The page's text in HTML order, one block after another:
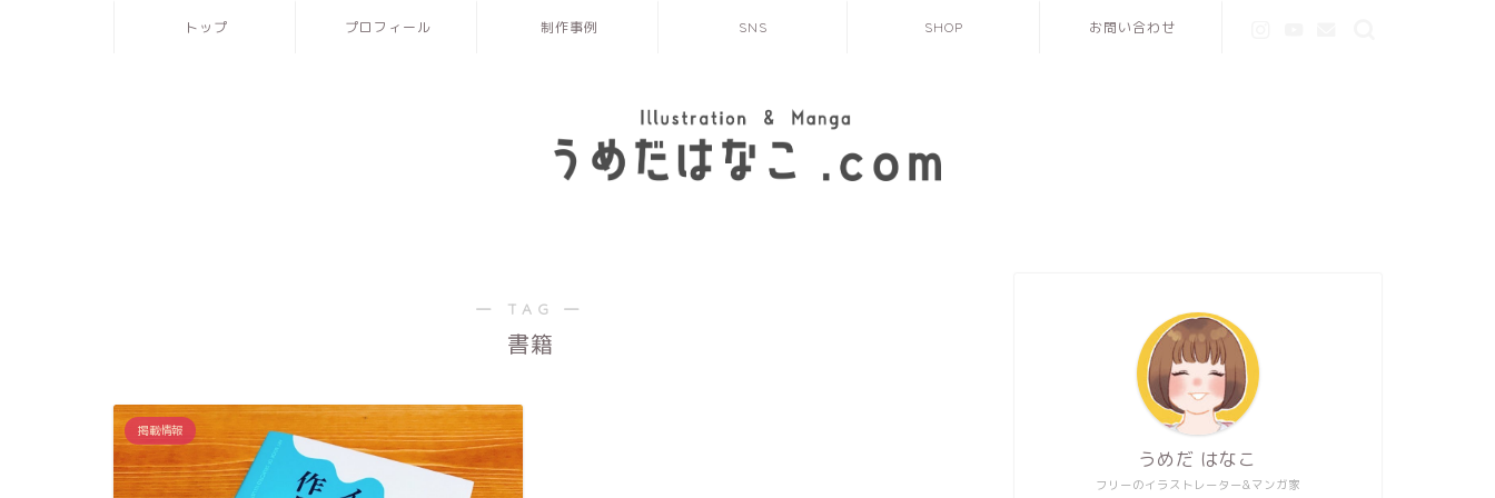
トップ プロフィール 制作事例 SNS SHOP お問い合わせ
― TAG ―
書籍
掲載情報
フリーのイラストレーター&マンガ家
うめだ はなこ